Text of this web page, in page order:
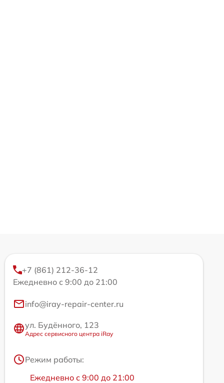
+7 (861) 212-36-12
Ежедневно с 9:00 до 21:00
info@iray-repair-center.ru
ул. Будённого, 123
Адрес сервисного центра iRay
Режим работы:
Ежедневно с 9:00 до 21:00